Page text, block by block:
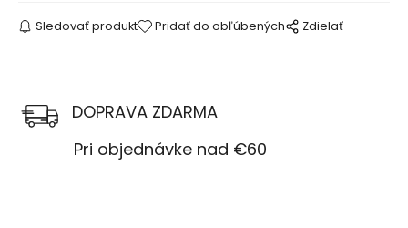
Sledovať produkt Pridať do obľúbených Zdielať
DOPRAVA ZDARMA
Pri objednávke nad €60